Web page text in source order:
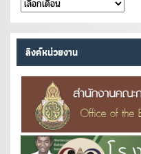
หนังสือ
ลิงค์หน่วยงาน